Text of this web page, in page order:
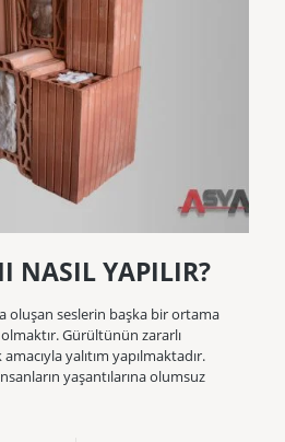
NASIL YAPILIR?
oluşan seslerin başka bir ortama
Gürültünün zararlı
yalıtım yapılmaktadır.
yaşantılarına olumsuz